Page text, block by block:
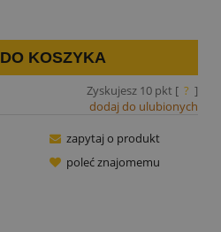
DO KOSZYKA
Zyskujesz 10pkt [ ? ]
dodaj do ulubionych
zapytaj o produkt
poleć znajomemu